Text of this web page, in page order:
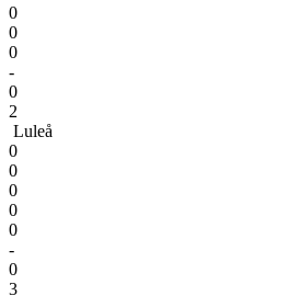
0
0
0
-
0
2
Luleå
0
0
0
0
0
-
0
3